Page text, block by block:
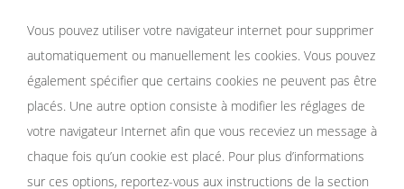
Vous pouvez utiliser votre navigateur internet pour supprimer
automatiquement ou manuellement les cookies. Vous pouvez
également spécifier que certains cookies ne peuvent pas être
placés. Une autre option consiste à modifier les réglages de
votre navigateur Internet afin que vous receviez un message à
chaque fois qu’un cookie est placé. Pour plus d’informations
sur ces options, reportez-vous aux instructions de la section